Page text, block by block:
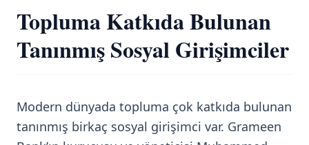
Topluma Katkıda Bulunan
Tanınmış Sosyal Girişimciler
Modern dünyada topluma çok katkıda bulunan
tanınmış birkaç sosyal girişimci var. Grameen